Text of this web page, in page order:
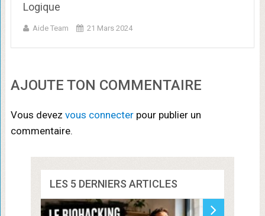
Logique
Aide Team 21 Mars 2024
AJOUTE TON COMMENTAIRE
Vous devez vous connecterpour publier un
commentaire.
LES 5 DERNIERS ARTICLES